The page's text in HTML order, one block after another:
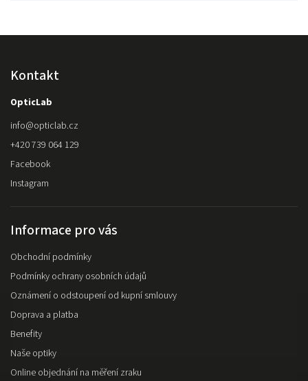
Kontakt
OpticLab
info@opticlab.cz
+420 739 064 129
Facebook
Instagram
Informace pro vás
Obchodní podmínky
Podmínky ochrany osobních údajů
Oznámení o odstoupení od kupní smlouvy
Doprava a platba
Benefity
Naše optiky
Online objednání na měření zraku